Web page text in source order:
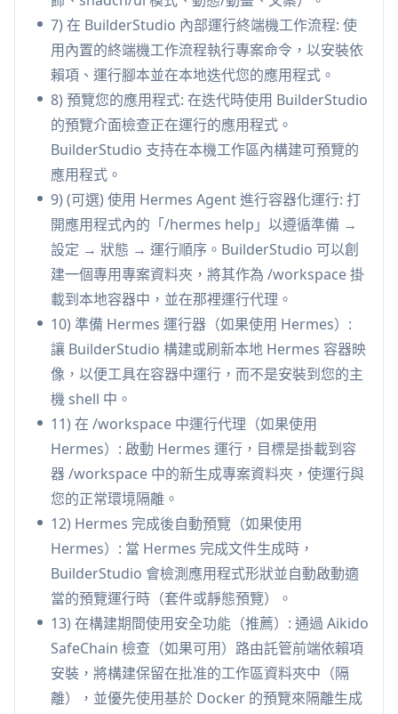
該控制平面處理部署/操作（身份驗證、整合、應用
程式管理），保持本地疊代和雲端操作的解耦。
BuilderStudio 的使用案例
新創公司的最小可行產品 (MVP) 和快速原型開發:
獨立開發者和小型團隊可以在本地生成和疊代真實
程式碼（帶有預覽和終端機運行），然後將打包的
捆綁包交付給控制平面，以實現簡化的部署。
代理商或工作室交付工作流程: 使用技能在客戶專
案中強制執行一致的 UI 品質（佈局、排版、可訪
問性、動態），同時打包淨化的原始碼包以進行乾
淨的交付和部署。
受監管或注重安全的開發: 金融/醫療保健/企業環境
中的團隊可以透過 SafeChain 檢查路由安裝並在一
次性 Docker 容器中運行預覽，從而降低供應鏈和
運行時風險。
前端產品團隊標準化 UI 品質: 應用精選技能（例
如，無可挑剔的潤飾、shadcn/ui 模式）以保持組
件架構和 UX 品質的一致性，同時加速實施工作。
教育和內部啟用: 講師或平台團隊可以提供一個可
重複、容器化的環境，用於學習代理工作流程並安
全地進行實驗，而不會污染主機。
優點
免費的原生 MacOS IDE，針對代理、本地優先開
發進行了優化（在一個工作流程中進行編輯 + 預覽
+ 終端機）。
透過容器化預覽、工作區控制和可選的供應鏈監
控，為 AI 生成的程式碼提供強大的安全態勢。
7) 在 BuilderStudio 內部運行終端機工作流程: 使
用內置的終端機工作流程執行專案命令，以安裝依
賴項、運行腳本並在本地迭代您的應用程式。
8) 預覽您的應用程式: 在迭代時使用 BuilderStudio
的預覽介面檢查正在運行的應用程式。
BuilderStudio 支持在本機工作區內構建可預覽的
應用程式。
9) (可選) 使用 Hermes Agent 進行容器化運行: 打
開應用程式內的「/hermes help」以遵循準備 →
設定 → 狀態 → 運行順序。BuilderStudio 可以創
建一個專用專案資料夾，將其作為 /workspace 掛
載到本地容器中，並在那裡運行代理。
10) 準備 Hermes 運行器（如果使用 Hermes）:
讓 BuilderStudio 構建或刷新本地 Hermes 容器映
像，以便工具在容器中運行，而不是安裝到您的主
機 shell 中。
11) 在 /workspace 中運行代理（如果使用
Hermes）: 啟動 Hermes 運行，目標是掛載到容
器 /workspace 中的新生成專案資料夾，使運行與
您的正常環境隔離。
12) Hermes 完成後自動預覽（如果使用
Hermes）: 當 Hermes 完成文件生成時，
BuilderStudio 會檢測應用程式形狀並自動啟動適
當的預覽運行時（套件或靜態預覽）。
13) 在構建期間使用安全功能（推薦）: 通過 Aikido
SafeChain 檢查（如果可用）路由託管前端依賴項
安裝，將構建保留在批准的工作區資料夾中（隔
離），並優先使用基於 Docker 的預覽來隔離生成